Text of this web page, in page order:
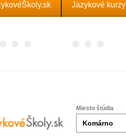
Jazykové kurzy
Miesto štúdia